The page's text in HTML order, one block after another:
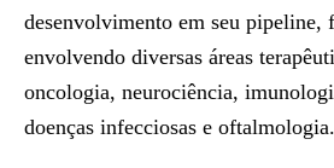
desenvolvimento em seu pipeline,
envolvendo diversas áreas
oncologia, neurociência,
doenças infecciosas e oftalmologia.